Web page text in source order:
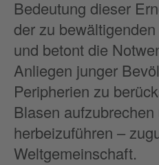
Bedeutung dieser
der zu
und betont die
Anliegen junger
Peripherien zu
Blasen
herbeizuführen –
Weltgemeinschaft.